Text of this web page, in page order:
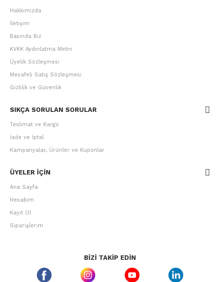
Hakkımızda
İletişim
Basında Biz
KVKK Aydınlatma Metni
Üyelik Sözleşmesi
Mesafeli Satış Sözleşmesi
Gizlilik ve Güvenlik
SIKÇA SORULAN SORULAR
Teslimat ve Kargo
İade ve İptal
Kampanyalar, Ürünler ve Kuponlar
ÜYELER IÇIN
Ana Sayfa
Hesabım
Kayıt Ol
Siparişlerim
BIZI TAKIP EDIN